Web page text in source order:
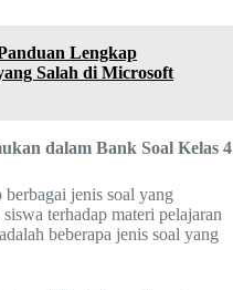
Lengkap
Salah di Microsoft
dalam Bank Soal Kelas 4
jenis soal yang
terhadap materi pelajaran
beberapa jenis soal yang